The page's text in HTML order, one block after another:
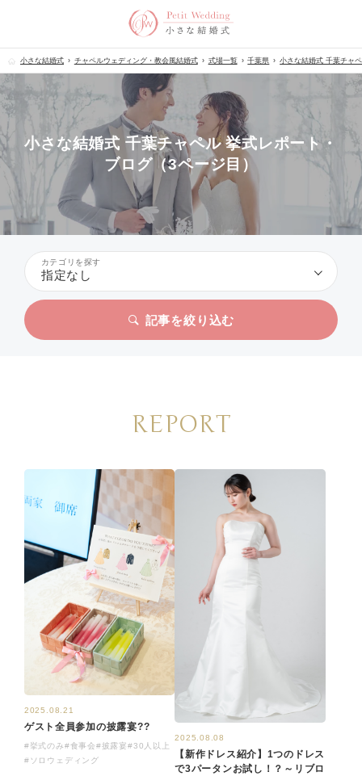
小さな結婚式 チャペルウェディング・教会風結婚式 式場一覧 千葉県 小さな結婚式 千葉チャ
小さな結婚式 千葉チャペル 挙式レポート・
ブログ（3ページ目）
カテゴリを探す
指定なし
記事を絞り込む
REPORT
2025.08.21
ゲスト全員参加の披露宴??
#挙式のみ#食事会#披露宴#30人以上
#ソロウェディング
2025.08.08
【新作ドレス紹介】1つのドレス
で3パータンお試し！？～リブロ